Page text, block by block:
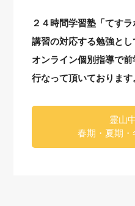
２４時間学習塾「てす
講習の対応する勉強と
オンライン個別指導で
行なって頂いております
霊山
春期・夏期